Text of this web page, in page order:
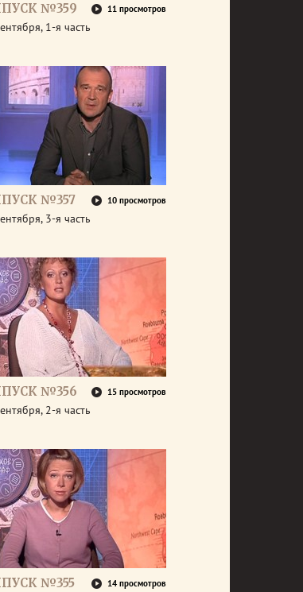
№359 11 просмотров
1-я часть
№357 10 просмотров
3-я часть
№356 15 просмотров
2-я часть
№355 14 просмотров